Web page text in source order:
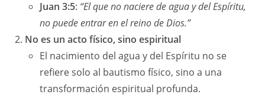
Juan 3:5: “El que no naciere de agua y del Espíritu,
no puede entrar en el reino de Dios.”
No es un acto físico, sino espiritual
El nacimiento del agua y del Espíritu no se
refiere solo al bautismo físico, sino a una
transformación espiritual profunda.